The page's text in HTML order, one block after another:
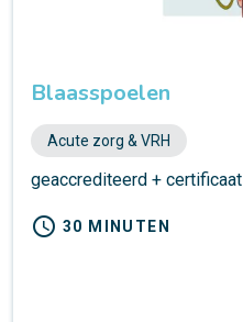
Blaasspoelen
Acute zorg & VRH
geaccrediteerd + certificaat
schedule 30 MINUTEN